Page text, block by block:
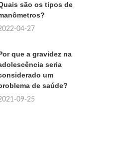
são os tipos de
04-27
que a gravidez na
seria
um
de saúde?
09-25